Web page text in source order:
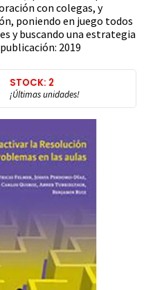
con colegas, y
poniendo en juego todos
y buscando una estrategia
2019
STOCK: 2
¡Últimas unidades!